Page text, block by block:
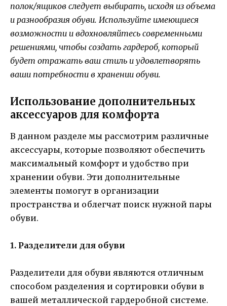
полок/ящиков следует выбирать, исходя из объема
и разнообразия обуви. Используйте имеющиеся
возможности и вдохновляйтесь современными
решениями, чтобы создать гардероб, который
будет отражать ваш стиль и удовлетворять
ваши потребности в хранении обуви.
Использование дополнительных
аксессуаров для комфорта
В данном разделе мы рассмотрим различные
аксессуары, которые позволяют обеспечить
максимальный комфорт и удобство при
хранении обуви. Эти дополнительные
элементы помогут в организации
пространства и облегчат поиск нужной пары
обуви.
1. Разделители для обуви
Разделители для обуви являются отличным
способом разделения и сортировки обуви в
вашей металлической гардеробной системе.